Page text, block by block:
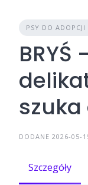
PSY DO
BRYŚ
DODANE 2026-05-
Szczegóły